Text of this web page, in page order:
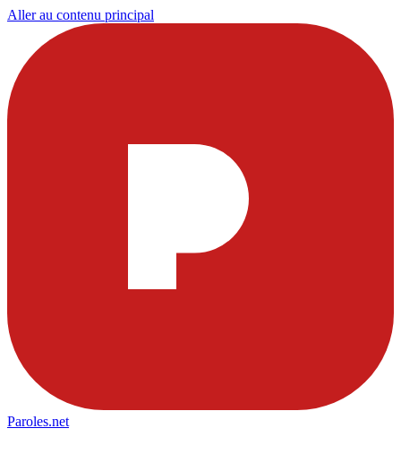
Aller au contenu principal
Paroles.net